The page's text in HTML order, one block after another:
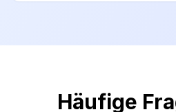
Häufige